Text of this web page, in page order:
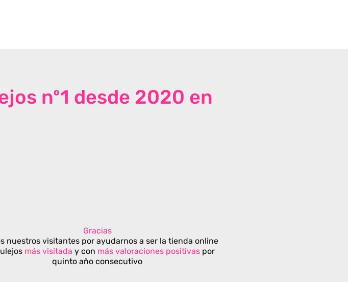
nº1 desde 2020 en
Gracias
nuestros visitantes por ayudarnos a ser la tienda online
más visitada y con más valoraciones positivas por
quinto año consecutivo